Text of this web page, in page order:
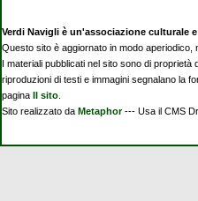
Verdi Navigli è un'associazione culturale
Questo sito è aggiornato in modo aperiodico,
I materiali pubblicati nel sito sono di
riproduzioni di testi e immagini segnalano la
pagina
Il sito.
Sito realizzato da Metaphor--- Usa il CMS